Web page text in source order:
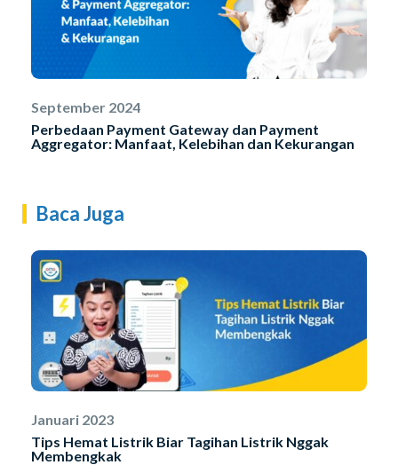
September 2024
Perbedaan Payment Gateway dan Payment
Aggregator: Manfaat, Kelebihan dan Kekurangan
Baca Juga
Januari 2023
Tips Hemat Listrik Biar Tagihan Listrik Nggak
Membengkak